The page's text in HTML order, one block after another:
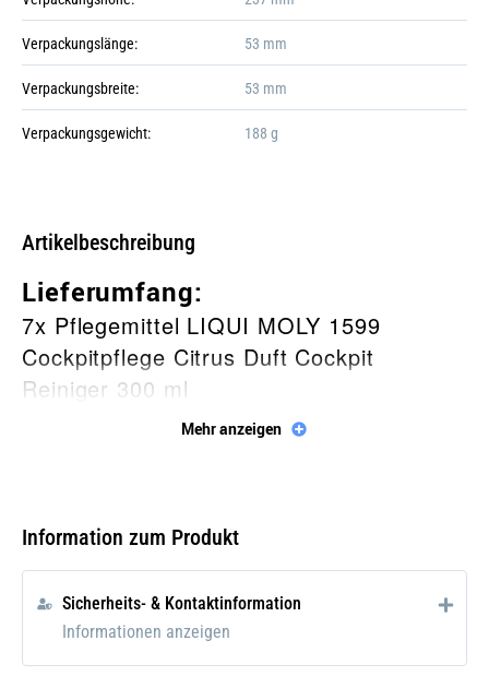
+6
Verpackungslänge: 53 mm
Verpackungsbreite: 53 mm
Verpackungsgewicht: 188 g
Artikelbeschreibung
Lieferumfang:
7x Pflegemittel LIQUI MOLY 1599
Cockpitpflege Citrus Duft Cockpit
Reiniger 300 ml
Pflegemittel auf Silikonbasis gelöst in
breiten Einsatz im Kfz-Bereich.
Mehr anzeigen
Information zum Produkt
Sicherheits- & Kontaktinformation
Informationen anzeigen